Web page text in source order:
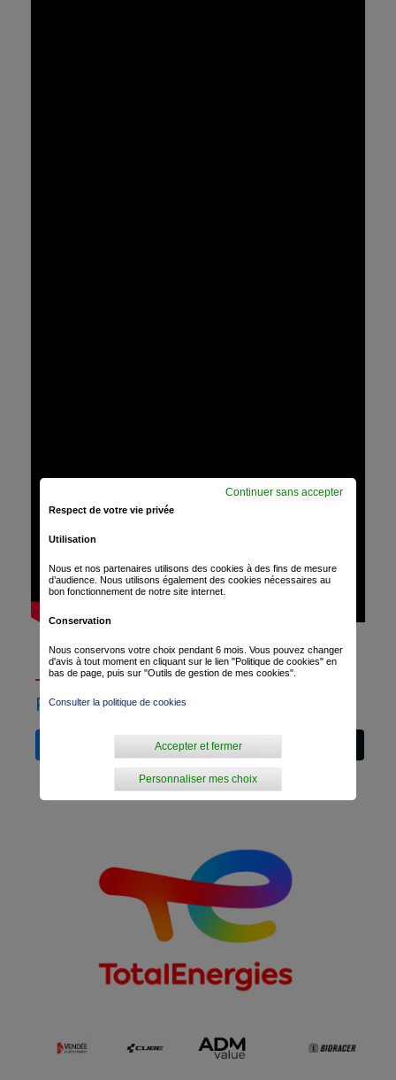
PARTAGER
LinkedIn Whatsapp
Respect de votre vie privée
Utilisation
Nous et nos partenaires utilisons des cookies à des fins de mesure
d’audience. Nous utilisons également des cookies nécessaires au
bon fonctionnement de notre site internet.
Conservation
Nous conservons votre choix pendant 6 mois. Vous pouvez changer
d'avis à tout moment en cliquant sur le lien "Politique de cookies" en
bas de page, puis sur "Outils de gestion de mes cookies".
Consulter la politique de cookies
Personnaliser mes choix
Accepter et fermer
Continuer sans accepter